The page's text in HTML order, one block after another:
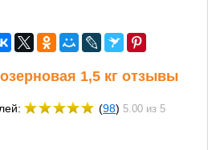
1,5 кг отзывы
(98) 5.00 из 5